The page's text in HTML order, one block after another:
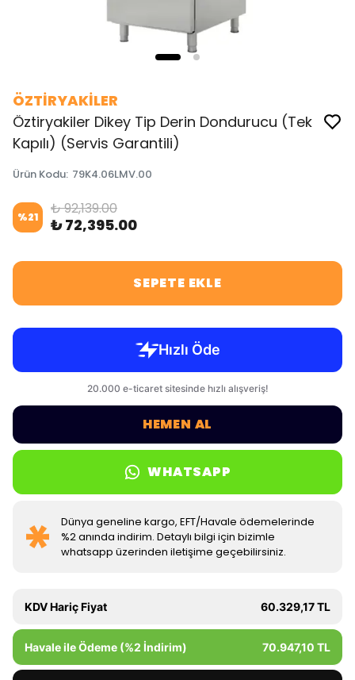
ÖZTİRYAKİLER
Öztiryakiler Dikey Tip Derin Dondurucu (Tek
Kapılı) (Servis Garantili)
Ürün Kodu: 79K4.06LMV.00
%21 ₺ 92,139.00
₺ 72,395.00
SEPETE EKLE
HEMEN AL
WHATSAPP
Dünya geneline kargo, EFT/Havale ödemelerinde
%2 anında indirim. Detaylı bilgi için bizimle
whatsapp üzerinden iletişime geçebilirsiniz.
KDV Hariç Fiyat 60.329,17 TL
Havale ile Ödeme (%2 İndirim) 70.947,10 TL